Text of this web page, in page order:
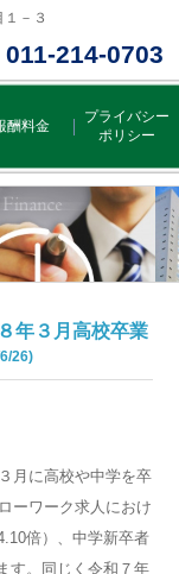
－３
011-214-0703
酬料金
プライバシー
ポリシー
年３月高校卒業
26)
月に高校や中学を卒
ーワーク求人におけ
倍）、中学新卒者
す。同じく令和７年